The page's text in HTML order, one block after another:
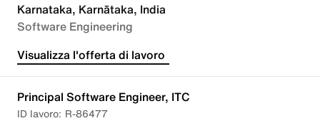
Karnataka, Karnātaka, India
Software Engineering
Visualizza l'offerta di lavoro
Principal Software Engineer, ITC
R-86477